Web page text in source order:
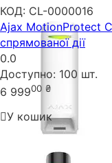
КОД: CL-0000016
Ajax MotionProtect
спрямованої дії
0.0
Доступно: 100 шт.
6 99900 ₴
У кошик